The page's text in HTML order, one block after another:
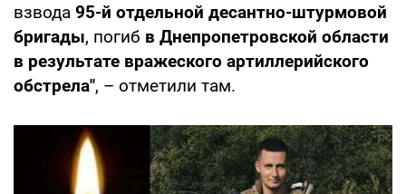
взвода 95-й отдельной десантно-штурмовой
бригады, погиб в Днепропетровской области
в результате вражеского артиллерийского
обстрела", – отметили там.